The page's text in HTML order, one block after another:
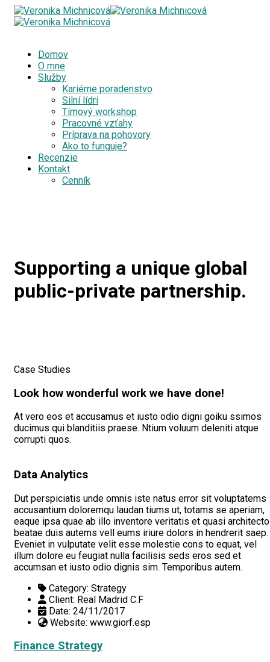
Domov
O mne
Služby
Kariérne poradenstvo
Silní lídri
Tímový workshop
Pracovné vzťahy
Príprava na pohovory
Ako to funguje?
Recenzie
Kontakt
Cenník
Supporting a unique global
public-private partnership.
Case Studies
Look how wonderful work we have done!
At vero eos et accusamus et iusto odio digni goiku ssimos
ducimus qui blanditiis praese. Ntium voluum deleniti atque
corrupti quos.
Data Analytics
Dut perspiciatis unde omnis iste natus error sit voluptatems
accusantium doloremqu laudan tiums ut, totams se aperiam,
eaque ipsa quae ab illo inventore veritatis et quasi architecto
beatae duis autems vell eums iriure dolors in hendrerit saep.
Eveniet in vulputate velit esse molestie cons to equat, vel
illum dolore eu feugiat nulla facilisis seds eros sed et
accumsan et iusto odio dignis sim. Temporibus autem.
Category: Strategy
Client: Real Madrid C.F
Date: 24/11/2017
Website: www.giorf.esp
Finance Strategy